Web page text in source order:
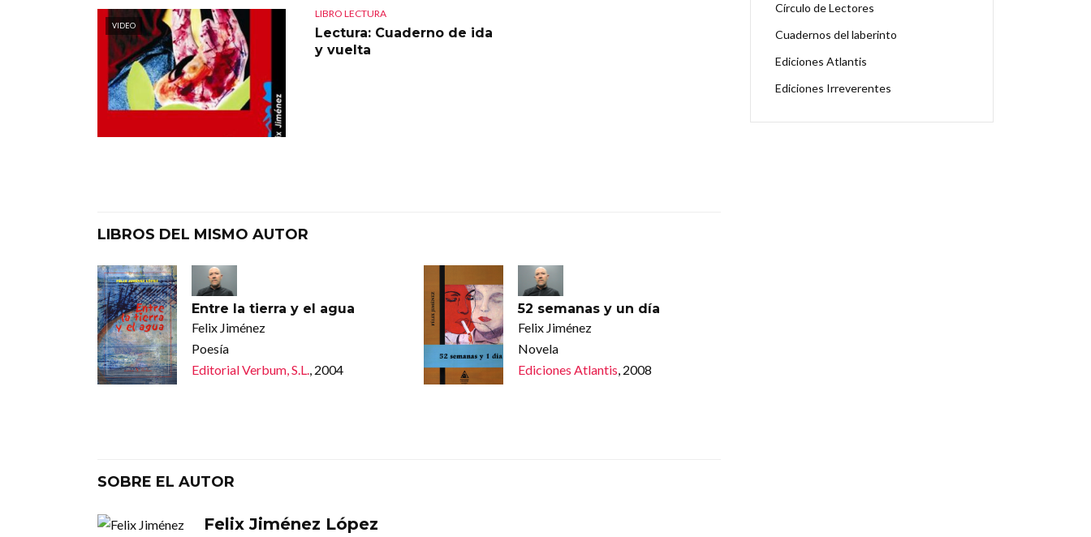
VIDEO
LIBRO LECTURA
Lectura: Cuaderno de ida
y vuelta
LIBROS DEL MISMO AUTOR
Entre la tierra y el agua
Felix Jiménez
Poesía
Editorial Verbum, S.L., 2004
52 semanas y un día
Felix Jiménez
Novela
Ediciones Atlantis, 2008
SOBRE EL AUTOR
Felix Jiménez López
Círculo de Lectores
Cuadernos del laberinto
Ediciones Atlantis
Ediciones Irreverentes